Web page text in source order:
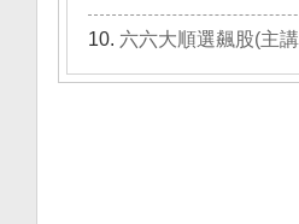
六六大順選飆股(主